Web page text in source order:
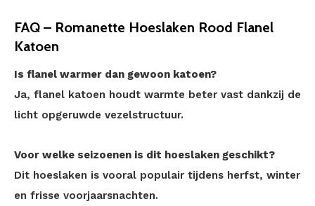
FAQ – Romanette Hoeslaken Rood Flanel
Katoen
Is flanel warmer dan gewoon katoen?
Ja, flanel katoen houdt warmte beter vast dankzij de
licht opgeruwde vezelstructuur.
Voor welke seizoenen is dit hoeslaken geschikt?
Dit hoeslaken is vooral populair tijdens herfst, winter
en frisse voorjaarsnachten.